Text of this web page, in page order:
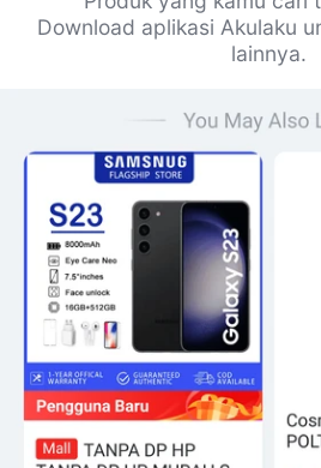
Download aplikasi Akulaku
lainnya.